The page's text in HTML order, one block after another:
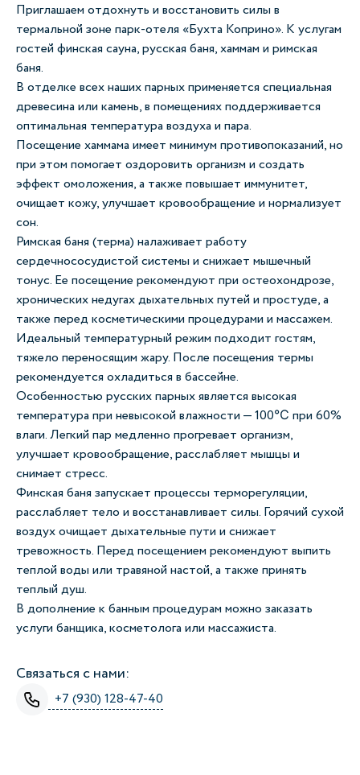
Приглашаем отдохнуть и восстановить силы в
термальной зоне парк-отеля «Бухта Коприно». К услугам
гостей финская сауна, русская баня, хаммам и римская
баня.
В отделке всех наших парных применяется специальная
древесина или камень, в помещениях поддерживается
оптимальная температура воздуха и пара.
Посещение хаммама имеет минимум противопоказаний, но
при этом помогает оздоровить организм и создать
эффект омоложения, а также повышает иммунитет,
очищает кожу, улучшает кровообращение и нормализует
сон.
Римская баня (терма) налаживает работу
сердечнососудистой системы и снижает мышечный
тонус. Ее посещение рекомендуют при остеохондрозе,
хронических недугах дыхательных путей и простуде, а
также перед косметическими процедурами и массажем.
Идеальный температурный режим подходит гостям,
тяжело переносящим жару. После посещения термы
рекомендуется охладиться в бассейне.
Особенностью русских парных является высокая
температура при невысокой влажности — 100℃ при 60%
влаги. Легкий пар медленно прогревает организм,
улучшает кровообращение, расслабляет мышцы и
снимает стресс.
Финская баня запускает процессы терморегуляции,
расслабляет тело и восстанавливает силы. Горячий сухой
воздух очищает дыхательные пути и снижает
тревожность. Перед посещением рекомендуют выпить
теплой воды или травяной настой, а также принять
теплый душ.
В дополнение к банным процедурам можно заказать
услуги банщика, косметолога или массажиста.
Связаться с нами:
+7 (930) 128-47-40